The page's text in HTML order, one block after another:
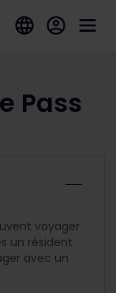
Pass
voyager
un résident
avec un